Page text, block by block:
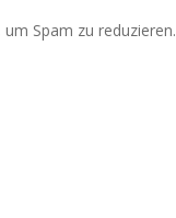
Spam zu reduzieren.